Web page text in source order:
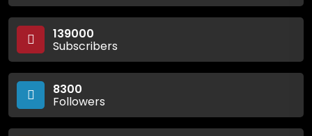
139000
Subscribers
8300
Followers